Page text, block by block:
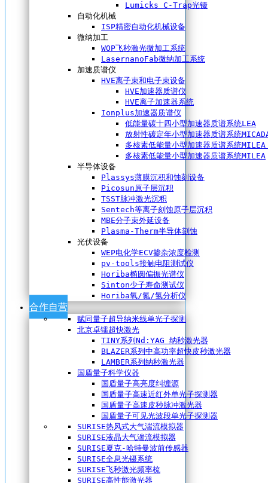
Lumicks C-Trap光镊
自动化机械
ISP精密自动化机械设备
微纳加工
WOP飞秒激光微加工系统
LasernanoFab微纳加工系统
加速质谱仪
HVE离子束和电子束设备
HVE加速器质谱仪
HVE离子加速器系统
Ionplus加速器质谱仪
低能量碳十四小型加速器质谱系统LEA
放射性碳定年小型加速器质谱系统
多核素低能量小型加速器质谱系统
多核素低能量小型加速器质谱系统MILEA
半导体设备
Plassys薄膜沉积和蚀刻设备
Picosun原子层沉积
TSST脉冲激光沉积
Sentech等离子刻蚀原子层沉积
MBE分子束外延设备
Plasma-Therm半导体刻蚀
光伏设备
WEP电化学ECV掺杂浓度检测
pv-tools接触电阻测试仪
Horiba椭圆偏振光谱仪
Sinton少子寿命测试仪
Horiba氧/氮/氢分析仪
合作自营
赋同量子超导纳米线单光子探测
北京卓镭超快激光
TINY系列Nd:YAG 纳秒激光器
BLAZER系列中高功率超快皮秒激光器
LAMBER系列纳秒激光器
国盾量子科学仪器
国盾量子高亮度纠缠源
国盾量子高速近红外单光子探测器
国盾量子高速皮秒脉冲激光器
国盾量子可见光波段单光子探测器
SURISE热风式大气湍流模拟器
SURISE液晶大气湍流模拟器
SURISE夏克-哈特曼波前传感器
SURISE全息光镊系统
SURISE飞秒激光频率梳
SURISE高性能激光器